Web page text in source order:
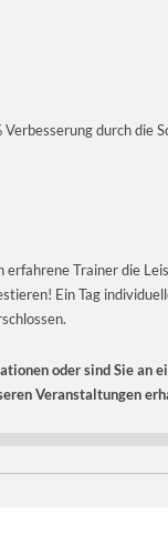
durch die
erfahrene Trainer die
Ein Tag
oder sind Sie an
Veranstaltungen